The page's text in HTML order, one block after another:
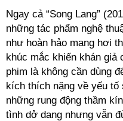
Ngay cả “Song Lang”
những tác phẩm nghệ
như hoàn hảo mang hơi
khúc mắc khiến khán giả
phim là không cần dùng
kích thích nặng về yếu
những rung động thầm
tình dở dang nhưng vẫn